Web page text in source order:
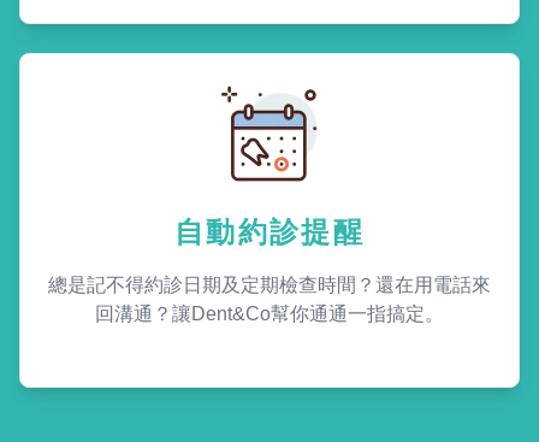
自動約診提醒
總是記不得約診日期及定期檢查時間？還在用電話來
回溝通？讓Dent&Co幫你通通一指搞定。